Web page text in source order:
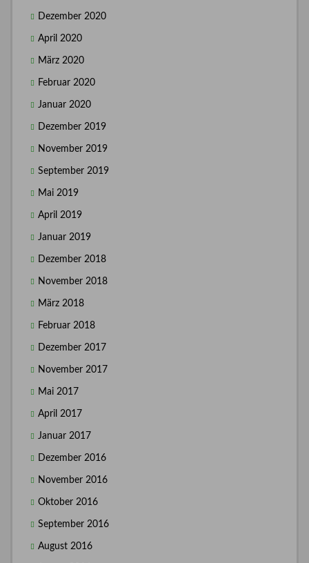
Dezember 2020
April 2020
März 2020
Februar 2020
Januar 2020
Dezember 2019
November 2019
September 2019
Mai 2019
April 2019
Januar 2019
Dezember 2018
November 2018
März 2018
Februar 2018
Dezember 2017
November 2017
Mai 2017
April 2017
Januar 2017
Dezember 2016
November 2016
Oktober 2016
September 2016
August 2016